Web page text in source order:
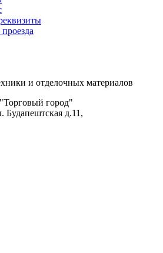
и отделочных материалов
город"
д.11,